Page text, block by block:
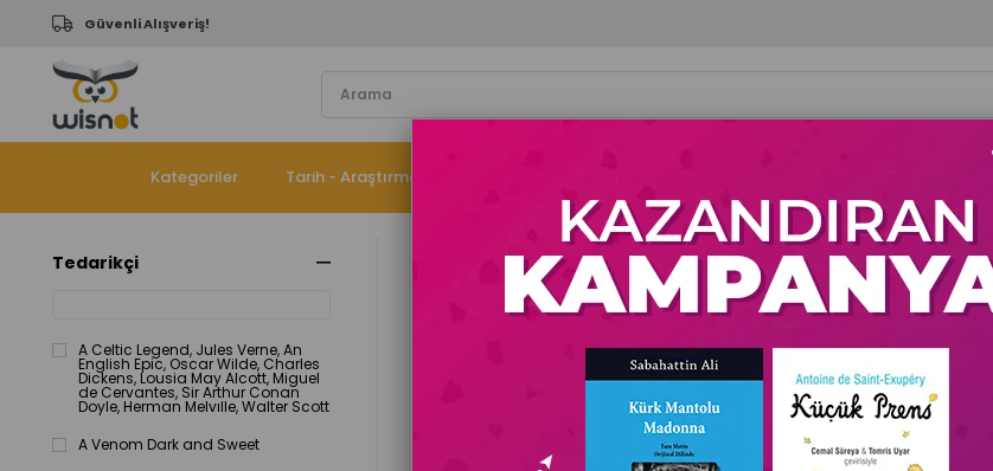
Güvenli Alışveriş!
Kategoriler Tarih - Araştırma
Tedarikçi
A Celtic Legend, Jules Verne, An
English Epic, Oscar Wilde, Charles
Dickens, Lousia May Alcott, Miguel
de Cervantes, Sir Arthur Conan
Doyle, Herman Melvılle, Walter Scott
A Venom Dark and Sweet
Dünya Roman
Fiyata Göre (Azalan) Ürün Adına Göre (A>Z)